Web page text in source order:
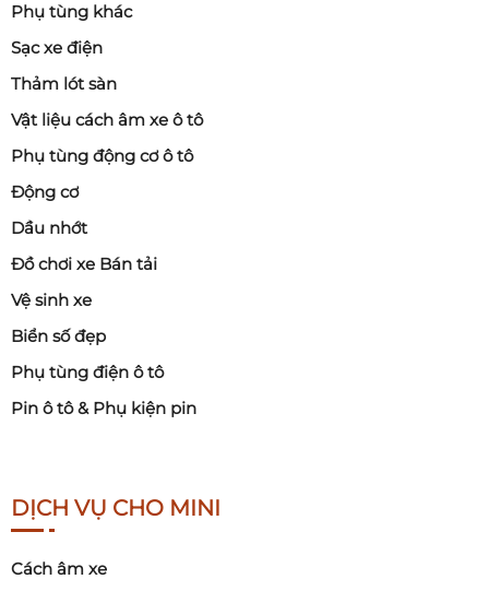
Phụ tùng khác
Sạc xe điện
Thảm lót sàn
Vật liệu cách âm xe ô tô
Phụ tùng động cơ ô tô
Động cơ
Dầu nhớt
Đồ chơi xe Bán tải
Vệ sinh xe
Biển số đẹp
Phụ tùng điện ô tô
Pin ô tô & Phụ kiện pin
DỊCH VỤ CHO MINI
Cách âm xe